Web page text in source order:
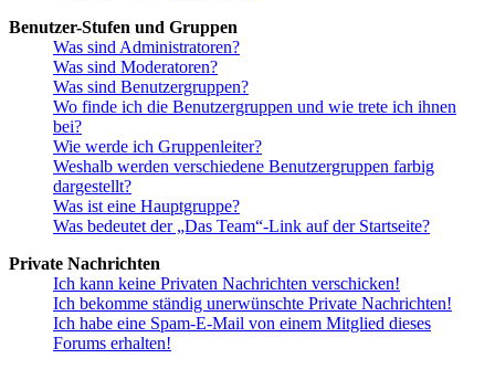
Benutzer-Stufen und Gruppen
Was sind Administratoren?
Was sind Moderatoren?
Was sind Benutzergruppen?
Wo finde ich die Benutzergruppen und wie trete ich ihnen
bei?
Wie werde ich Gruppenleiter?
Weshalb werden verschiedene Benutzergruppen farbig
dargestellt?
Was ist eine Hauptgruppe?
Was bedeutet der „Das Team“-Link auf der Startseite?
Private Nachrichten
Ich kann keine Privaten Nachrichten verschicken!
Ich bekomme ständig unerwünschte Private Nachrichten!
Ich habe eine Spam-E-Mail von einem Mitglied dieses
Forums erhalten!